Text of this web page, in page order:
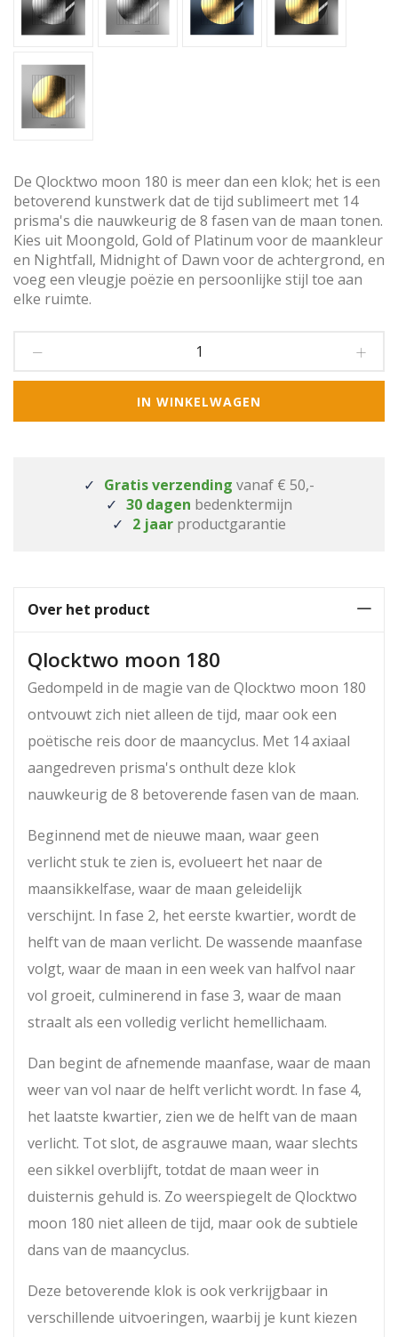
De Qlocktwo moon 180 is meer dan een klok; het is een
betoverend kunstwerk dat de tijd sublimeert met 14
prisma's die nauwkeurig de 8 fasen van de maan tonen.
Kies uit Moongold, Gold of Platinum voor de maankleur
en Nightfall, Midnight of Dawn voor de achtergrond, en
voeg een vleugje poëzie en persoonlijke stijl toe aan
elke ruimte.
IN WINKELWAGEN
Gratis verzending vanaf € 50,-
30 dagen bedenktermijn
2 jaar productgarantie
Over het product
Qlocktwo moon 180
Gedompeld in de magie van de Qlocktwo moon 180
ontvouwt zich niet alleen de tijd, maar ook een
poëtische reis door de maancyclus. Met 14 axiaal
aangedreven prisma's onthult deze klok
nauwkeurig de 8 betoverende fasen van de maan.
Beginnend met de nieuwe maan, waar geen
verlicht stuk te zien is, evolueert het naar de
maansikkelfase, waar de maan geleidelijk
verschijnt. In fase 2, het eerste kwartier, wordt de
helft van de maan verlicht. De wassende maanfase
volgt, waar de maan in een week van halfvol naar
vol groeit, culminerend in fase 3, waar de maan
straalt als een volledig verlicht hemellichaam.
Dan begint de afnemende maanfase, waar de maan
weer van vol naar de helft verlicht wordt. In fase 4,
het laatste kwartier, zien we de helft van de maan
verlicht. Tot slot, de asgrauwe maan, waar slechts
een sikkel overblijft, totdat de maan weer in
duisternis gehuld is. Zo weerspiegelt de Qlocktwo
moon 180 niet alleen de tijd, maar ook de subtiele
dans van de maancyclus.
Deze betoverende klok is ook verkrijgbaar in
verschillende uitvoeringen, waarbij je kunt kiezen